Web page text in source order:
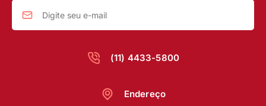
(11) 4433-5800
Endereço